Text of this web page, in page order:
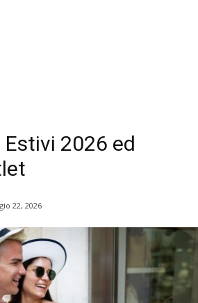
2026 ed
22, 2026